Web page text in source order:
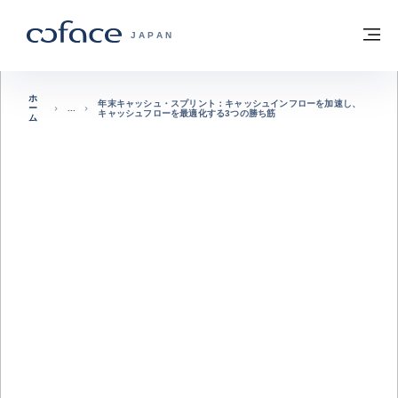
COFACE FOR TRADE - HOMEPAGE
JAPAN
ホームに戻る
ホ
ー
ム
年末キャッシュ・スプリント：キャッシュインフローを加速し、
キャッシュフローを最適化する3つの勝ち筋